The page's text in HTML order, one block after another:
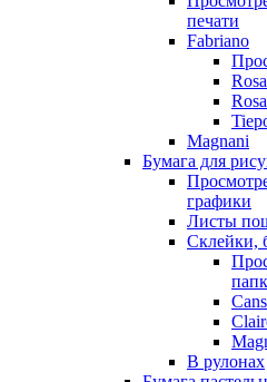
печати
Fabriano
Magnani
Бумага для
графики
Листы
Склейки,
В рулонах